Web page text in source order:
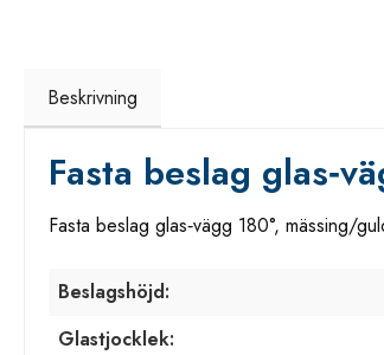
Beskrivning
Fasta beslag
Fasta beslag glas‑vägg 180°, mässing/
Beslagshöjd:
Glastjocklek: